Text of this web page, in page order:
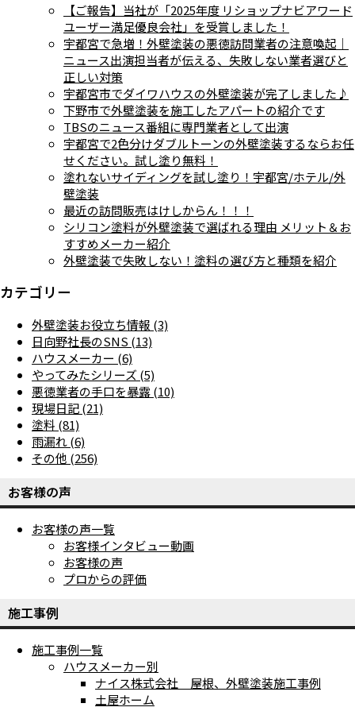
【ご報告】当社が「2025年度 リショップナビアワード
ユーザー満足優良会社」を受賞しました！
宇都宮で急増！外壁塗装の悪徳訪問業者の注意喚起｜
ニュース出演担当者が伝える、失敗しない業者選びと
正しい対策
宇都宮市でダイワハウスの外壁塗装が完了しました♪
下野市で外壁塗装を施工したアパートの紹介です
TBSのニュース番組に専門業者として出演
宇都宮で2色分けダブルトーンの外壁塗装するならお任
せください。試し塗り無料！
塗れないサイディングを試し塗り！宇都宮/ホテル/外
壁塗装
最近の訪問販売はけしからん！！！
シリコン塗料が外壁塗装で選ばれる理由 メリット＆お
すすめメーカー紹介
外壁塗装で失敗しない！塗料の選び方と種類を紹介
カテゴリー
外壁塗装お役立ち情報 (3)
日向野社長のSNS (13)
ハウスメーカー (6)
やってみたシリーズ (5)
悪徳業者の手口を暴露 (10)
現場日記 (21)
塗料 (81)
雨漏れ (6)
その他 (256)
お客様の声
お客様の声一覧
お客様インタビュー動画
お客様の声
プロからの評価
施工事例
施工事例一覧
ハウスメーカー別
ナイス株式会社 屋根、外壁塗装施工事例
土屋ホーム